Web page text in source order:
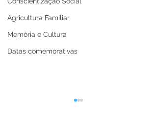
Agricultura Familiar
Memória e Cultura
Datas comemorativas